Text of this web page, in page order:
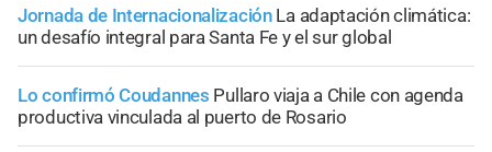
Jornada de Internacionalización La adaptación climática:
un desafío integral para Santa Fe y el sur global
Lo confirmó Coudannes Pullaro viaja a Chile con agenda
productiva vinculada al puerto de Rosario